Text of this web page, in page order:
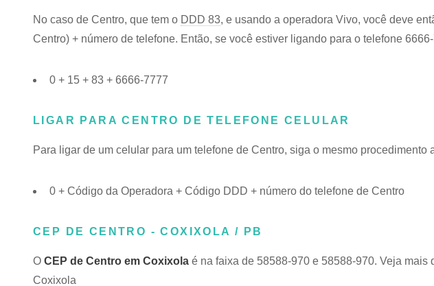
No caso de Centro, que tem o DDD 83, e usando a operadora Vivo, você deve
Centro) + número de telefone. Então, se você estiver ligando para o telefone
0 + 15 + 83 + 6666-7777
LIGAR PARA CENTRO DE TELEFONE CELULAR
Para ligar de um celular para um telefone de Centro, siga o mesmo procedimento
0 + Código da Operadora + Código DDD + número do telefone de Centro
CEP DE CENTRO - COXIXOLA / PB
O CEP de Centro em Coxixola é na faixa de 58588-970 e 58588-970. Veja mais
Coxixola